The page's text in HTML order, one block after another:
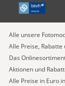
Alle unsere
Alle Preise,
Das
Aktionen und
Alle Preise in Euro